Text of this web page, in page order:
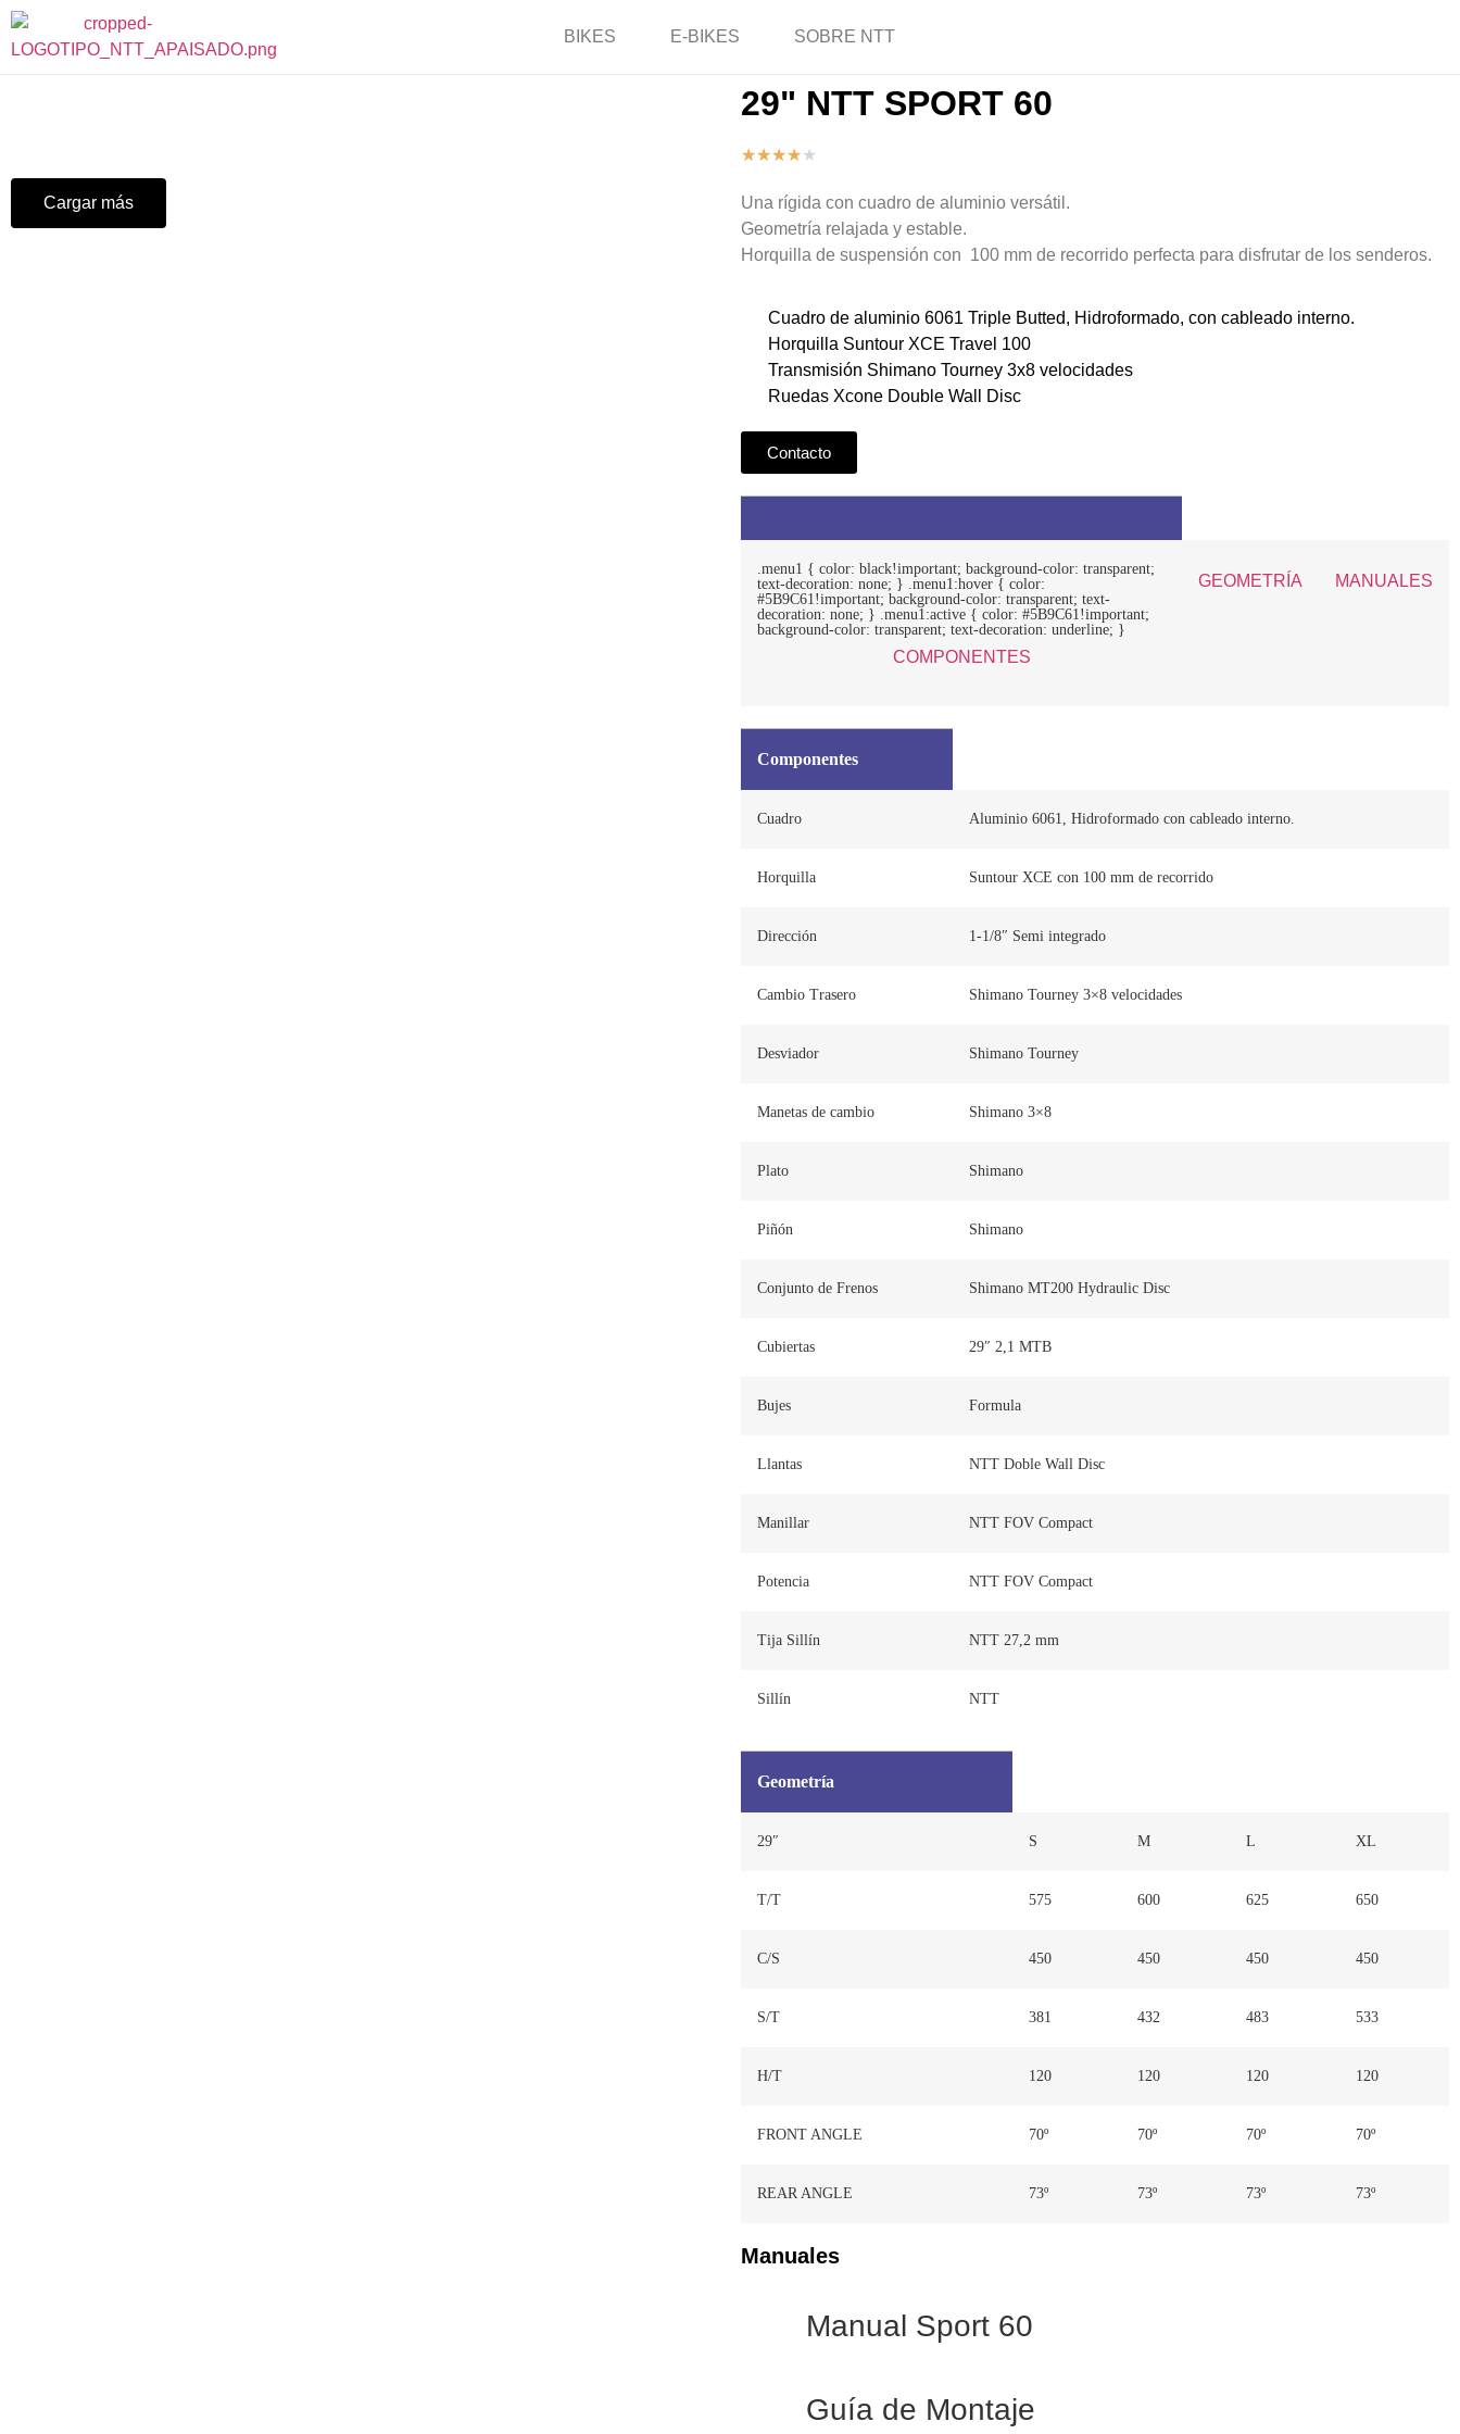
BIKES E-BIKES SOBRE NTT
Cargar más
29" NTT SPORT 60
★★★★★
Una rígida con cuadro de aluminio versátil.
Geometría relajada y estable.
Horquilla de suspensión con 100 mm de recorrido perfecta para disfrutar de los senderos.
Cuadro de aluminio 6061 Triple Butted, Hidroformado, con cableado interno.
Horquilla Suntour XCE Travel 100
Transmisión Shimano Tourney 3x8 velocidades
Ruedas Xcone Double Wall Disc
Contacto
.menu1 { color: black!important; background-color: transparent;
text-decoration: none; } .menu1:hover { color:
#5B9C61!important; background-color: transparent; text-
decoration: none; } .menu1:active { color: #5B9C61!important;
background-color: transparent; text-decoration: underline; }
COMPONENTES
GEOMETRÍA MANUALES
Componentes
Cuadro Aluminio 6061, Hidroformado con cableado interno.
Horquilla Suntour XCE con 100 mm de recorrido
Dirección 1-1/8″ Semi integrado
Cambio Trasero Shimano Tourney 3×8 velocidades
Desviador Shimano Tourney
Manetas de cambio Shimano 3×8
Plato Shimano
Piñón Shimano
Conjunto de Frenos Shimano MT200 Hydraulic Disc
Cubiertas 29″ 2,1 MTB
Bujes Formula
Llantas NTT Doble Wall Disc
Manillar NTT FOV Compact
Potencia NTT FOV Compact
Tija Sillín NTT 27,2 mm
Sillín NTT
Geometría
29″ S M L XL
T/T 575 600 625 650
C/S 450 450 450 450
S/T 381 432 483 533
H/T 120 120 120 120
FRONT ANGLE 70º 70º 70º 70º
REAR ANGLE 73º 73º 73º 73º
Manuales
Manual Sport 60
Guía de Montaje